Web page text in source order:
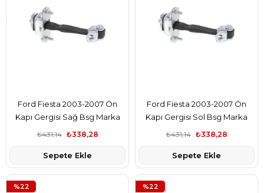
Ford Fiesta 2003-2007 Ön
Kapı Gergisi Sağ Bsg Marka
5S6AA23500AB
₺338,28
₺431,14
Sepete Ekle
Ford Fiesta 2003-2007 Ön
Kapı Gergisi Sol Bsg Marka
5S6AA23500AB
₺338,28
₺431,14
Sepete Ekle
%22 %22